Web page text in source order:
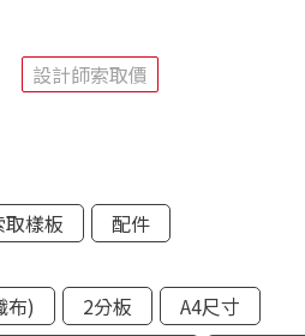
設計師索取價
取樣板
配件
布) 2分板
A4尺寸